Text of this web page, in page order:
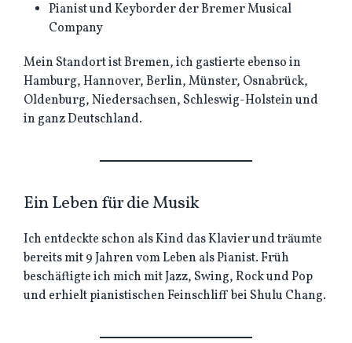
Pianist und Keyborder der Bremer Musical
Company
Mein Standort ist Bremen, ich gastierte ebenso in
Hamburg, Hannover, Berlin, Münster, Osnabrück,
Oldenburg, Niedersachsen, Schleswig-Holstein und
in ganz Deutschland.
Ein Leben für die Musik
Ich entdeckte schon als Kind das Klavier und träumte
bereits mit 9 Jahren vom Leben als Pianist. Früh
beschäftigte ich mich mit Jazz, Swing, Rock und Pop
und erhielt pianistischen Feinschliff bei Shulu Chang.